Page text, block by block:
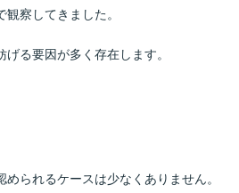
察してきました。
る要因が多く存在します。
られるケースは少なくありません。